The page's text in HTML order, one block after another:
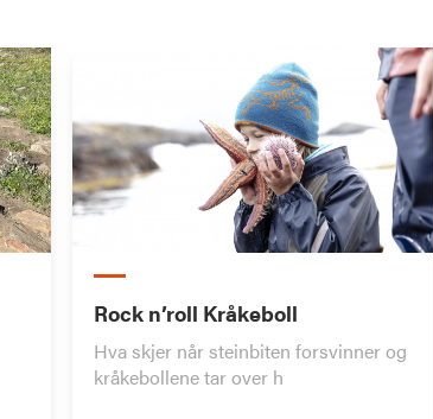
Rock n’roll Kråkeboll
Hva skjer når steinbiten forsvinner og
kråkebollene tar over h